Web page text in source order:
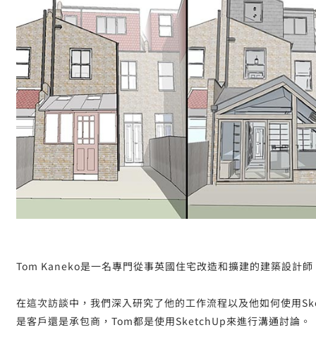
Tom Kaneko是一名專門從事英國住宅改造和擴建的建築設計師
在這次訪談中，我們深入研究了他的工作流程以及他如何使用
是客戶還是承包商，Tom都是使用SketchUp來進行溝通討論。